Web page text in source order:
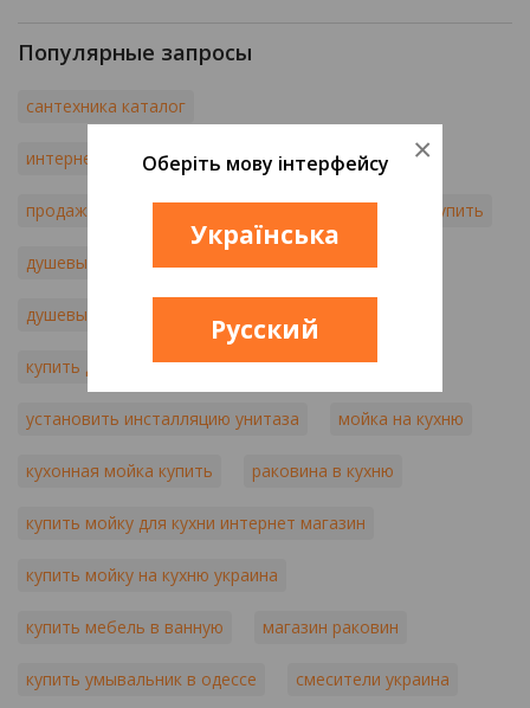
Популярные запросы
сантехника каталог
интернет магазин сантехники одесса
продажа сантехники одесса киев сантехника купить
душевые кабины стоимость
душевые кабины купить в киеве
купить душевую кабину киев
установить инсталляцию унитаза мойка на кухню
кухонная мойка купить раковина в кухню
купить мойку для кухни интернет магазин
купить мойку на кухню украина
купить мебель в ванную магазин раковин
купить умывальник в одессе смесители украина
×
Оберіть мову інтерфейсу
Українська
Русский